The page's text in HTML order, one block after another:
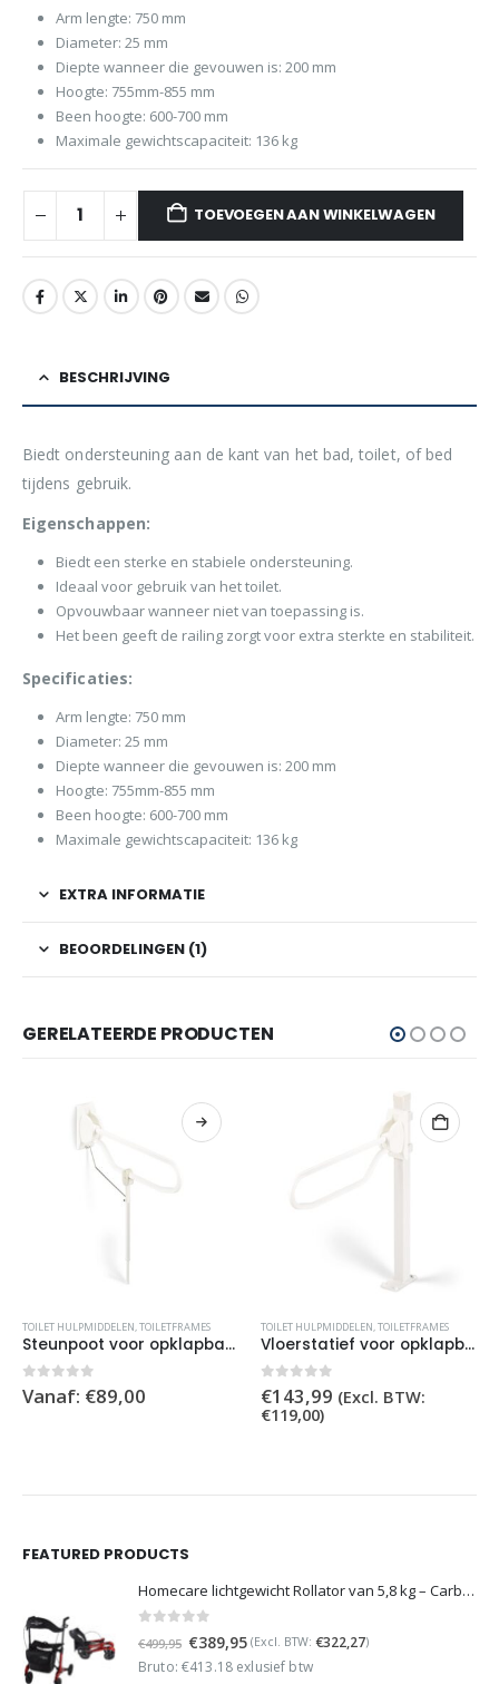
Arm lengte: 750 mm
Diameter: 25 mm
Diepte wanneer die gevouwen is: 200 mm
Hoogte: 755mm-855 mm
Been hoogte: 600-700 mm
Maximale gewichtscapaciteit: 136 kg
TOEVOEGEN AAN WINKELWAGEN
BESCHRIJVING
Biedt ondersteuning aan de kant van het bad, toilet, of bed
tijdens gebruik.
Eigenschappen:
Biedt een sterke en stabiele ondersteuning.
Ideaal voor gebruik van het toilet.
Opvouwbaar wanneer niet van toepassing is.
Het been geeft de railing zorgt voor extra sterkte en stabiliteit.
Specificaties:
Arm lengte: 750 mm
Diameter: 25 mm
Diepte wanneer die gevouwen is: 200 mm
Hoogte: 755mm-855 mm
Been hoogte: 600-700 mm
Maximale gewichtscapaciteit: 136 kg
EXTRA INFORMATIE
BEOORDELINGEN (1)
GERELATEERDE PRODUCTEN
,TOILETVERHOGER
TOILET HULPMIDDELEN,TOILETFRAMES
Steunpoot voor opklapbare toiletbeugel
0out of 5
Vanaf: €89,00
TOILET HULPMIDDELEN,TOILETFRAMES
Vloerstatief voor opklapbare toiletbeugel
0out of 5
€143,99 (Excl. BTW:
€119,00)
FEATURED PRODUCTS
Homecare lichtgewicht Rollator van 5,8 kg – Carbon rollator tot 150 kg draaggewicht – Dubbel opvouwbaar en inclusief reistas - Rood
€499,95 Oorspronkelijke
prijs
€389,95Huidige
prijs
(Excl. BTW: €322,27)
Bruto: €413.18 exlusief btw